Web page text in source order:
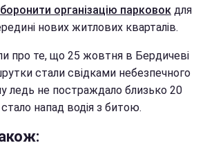
організацію парковок для
нових житлових кварталів.
про те, що 25 жовтня в Бердичеві
стали свідками небезпечного
ледь не постраждало близько 20
напад водія з битою.